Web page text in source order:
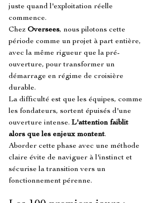
juste quand l'exploitation réelle
commence.
Chez Oversees, nous pilotons cette
période comme un projet à part entière,
avec la même rigueur que la pré-
ouverture, pour transformer un
démarrage en régime de croisière
durable.
La difficulté est que les équipes, comme
les fondateurs, sortent épuisés d'une
ouverture intense. L'attention faiblit
alors que les enjeux montent.
Aborder cette phase avec une méthode
claire évite de naviguer à l'instinct et
sécurise la transition vers un
fonctionnement pérenne.